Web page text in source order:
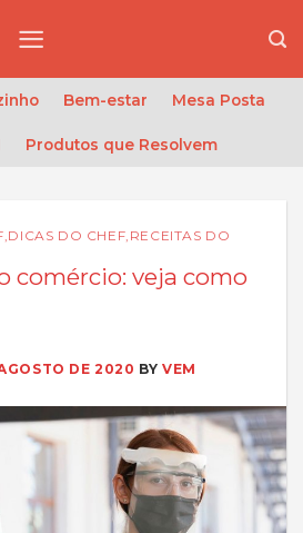
Bem-estar Mesa Posta
Produtos que Resolvem
DICAS DO CHEF RECEITAS DO
comércio: veja como
DE 2020 BYVEM